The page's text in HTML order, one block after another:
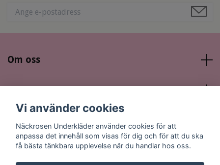
Om oss
Sociala medier
Vi använder cookies
Näckrosen Underkläder använder cookies för att
anpassa det innehåll som visas för dig och för att du ska
få bästa tänkbara upplevelse när du handlar hos oss.